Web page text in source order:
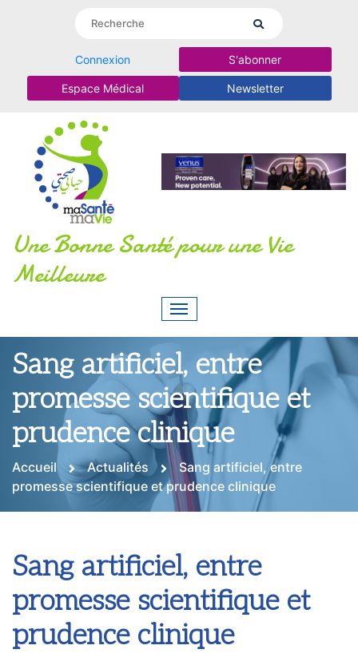
Connexion S'abonner
Espace Médical Newsletter
Une Bonne Santé pour une Vie
Meilleure
Sang artificiel, entre
promesse scientifique et
prudence clinique
Accueil Actualités
Sang artificiel, entre
promesse scientifique et prudence clinique
Sang artificiel, entre
promesse scientifique et
prudence clinique